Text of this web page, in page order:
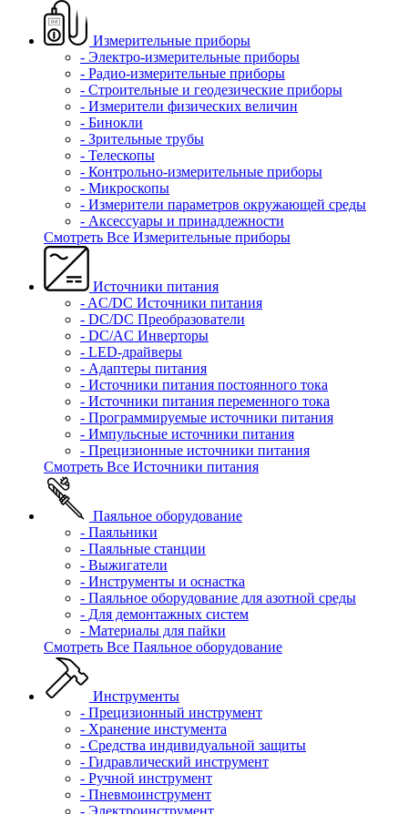
Измерительные приборы
- Электро-измерительные приборы
- Радио-измерительные приборы
- Строительные и геодезические приборы
- Измерители физических величин
- Бинокли
- Зрительные трубы
- Телескопы
- Контрольно-измерительные приборы
- Микроскопы
- Измерители параметров окружающей среды
- Аксессуары и принадлежности
Смотреть Все Измерительные приборы
Источники питания
- AC/DC Источники питания
- DC/DC Преобразователи
- DC/AC Инверторы
- LED-драйверы
- Адаптеры питания
- Источники питания постоянного тока
- Источники питания переменного тока
- Программируемые источники питания
- Импульсные источники питания
- Прецизионные источники питания
Смотреть Все Источники питания
Паяльное оборудование
- Паяльники
- Паяльные станции
- Выжигатели
- Инструменты и оснастка
- Паяльное оборудование для азотной среды
- Для демонтажных систем
- Материалы для пайки
Смотреть Все Паяльное оборудование
Инструменты
- Прецизионный инструмент
- Хранение инстумента
- Средства индивидуальной защиты
- Гидравлический инструмент
- Ручной инструмент
- Пневмоинструмент
- Электроинструмент